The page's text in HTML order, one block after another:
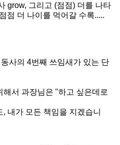
grow, 그리고 (점점) 더를 나타
점 더 나이를 먹어갈 수록.....
사의 4번째 쓰임새가 있는 단
해서 과장님은 "하고 싶은데로
내가 모든 책임을 지겠습니